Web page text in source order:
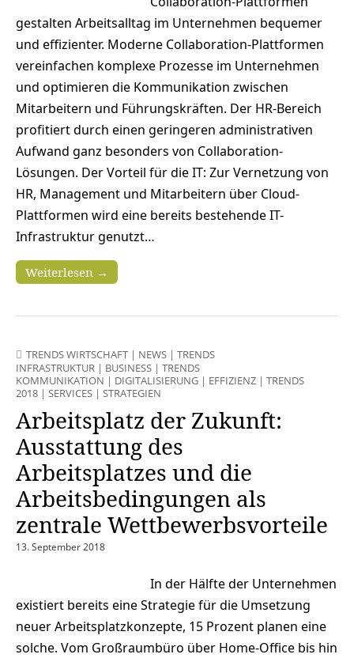
gestalten Arbeitsalltag im Unternehmen bequemer
und effizienter. Moderne Collaboration-Plattformen
vereinfachen komplexe Prozesse im Unternehmen
und optimieren die Kommunikation zwischen
Mitarbeitern und Führungskräften. Der HR-Bereich
profitiert durch einen geringeren administrativen
Aufwand ganz besonders von Collaboration-
Lösungen. Der Vorteil für die IT: Zur Vernetzung von
HR, Management und Mitarbeitern über Cloud-
Plattformen wird eine bereits bestehende IT-
Infrastruktur genutzt…
Weiterlesen →
TRENDS WIRTSCHAFT | NEWS | TRENDS
INFRASTRUKTUR | BUSINESS | TRENDS
KOMMUNIKATION | DIGITALISIERUNG | EFFIZIENZ | TRENDS
2018 | SERVICES | STRATEGIEN
Arbeitsplatz der Zukunft:
Ausstattung des
Arbeitsplatzes und die
Arbeitsbedingungen als
zentrale Wettbewerbsvorteile
13. September 2018
In der Hälfte der Unternehmen
existiert bereits eine Strategie für die Umsetzung
neuer Arbeitsplatzkonzepte, 15 Prozent planen eine
solche. Vom Großraumbüro über Home-Office bis hin